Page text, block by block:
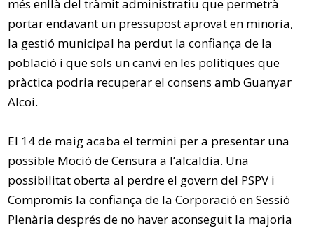
més enllà del tràmit administratiu que permetrà
portar endavant un pressupost aprovat en minoria,
la gestió municipal ha perdut la confiança de la
població i que sols un canvi en les polítiques que
pràctica podria recuperar el consens amb Guanyar
Alcoi.
El 14 de maig acaba el termini per a presentar una
possible Moció de Censura a l’alcaldia. Una
possibilitat oberta al perdre el govern del PSPV i
Compromís la confiança de la Corporació en Sessió
Plenària després de no haver aconseguit la majoria